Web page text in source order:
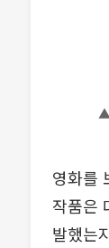
▲
영화를
작품은
발했는